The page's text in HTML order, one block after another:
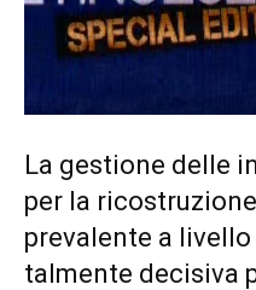
La gestione delle
per la
prevalente a
talmente decisiva